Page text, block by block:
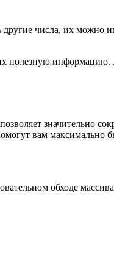
числа, их можно
полезную
значительно
вам максимально
обходе